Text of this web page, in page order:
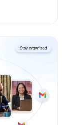
lohnt.
Serienbrief-Tools